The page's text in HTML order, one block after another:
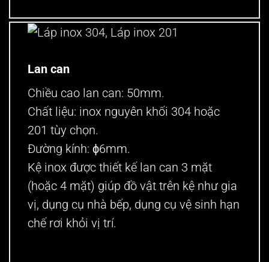
Lan can
Chiều cao lan can: 50mm.
Chất liệu: inox nguyên khối 304 hoặc
201 tùy chọn.
Đường kính: ϕ6mm.
Kệ inox được thiết kế lan can 3 mặt
(hoặc 4 mặt) giúp đồ vật trên kệ như gia
vị, dụng cụ nhà bếp, dụng cụ vệ sinh hạn
chế rơi khỏi vị trí.